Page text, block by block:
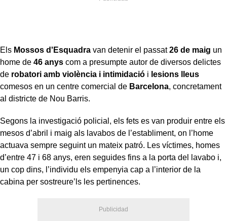
Els Mossos d'Esquadra van detenir el passat26 de maig un
home de 46 anys com a presumpte autor de diversos delictes
de robatori amb violència i intimidació i lesions lleus
comesos en un centre comercial de Barcelona, concretament
al districte de Nou Barris.
Segons la investigació policial, els fets es van produir entre els
mesos d’abril i maig als lavabos de l’establiment, on l’home
actuava sempre seguint un mateix patró. Les víctimes, homes
d’entre 47 i 68 anys, eren seguides fins a la porta del lavabo i,
un cop dins, l’individu els empenyia cap a l’interior de la
cabina per sostreure’ls les pertinences.